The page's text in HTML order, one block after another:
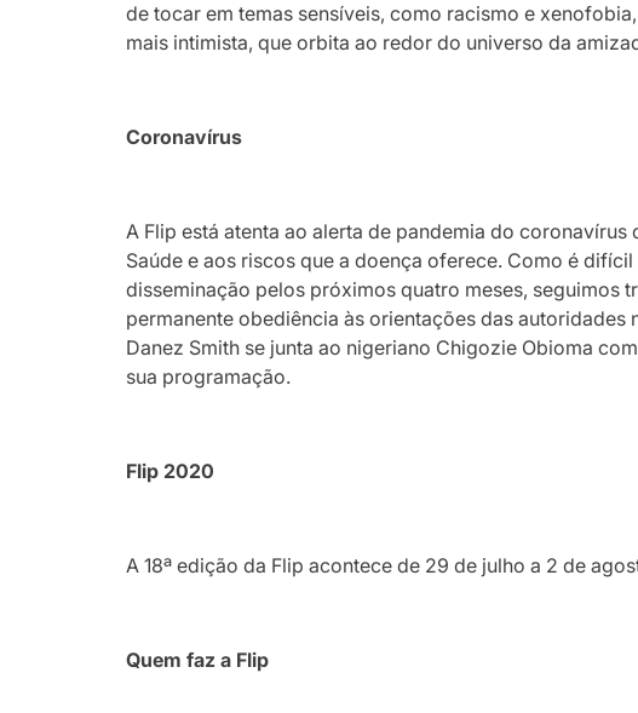
de tocar em temas sensíveis, como racismo e
mais intimista, que orbita ao redor do universo da
Coronavírus
A Flip está atenta ao alerta de pandemia do
Saúde e aos riscos que a doença oferece. Como é
disseminação pelos próximos quatro meses, seguimos
permanente obediência às orientações das autoridades
Danez Smith se junta ao nigeriano Chigozie Obioma
sua programação.
Flip 2020
A 18ª edição da Flip acontece de 29 de julho a 2 de
Quem faz a Flip